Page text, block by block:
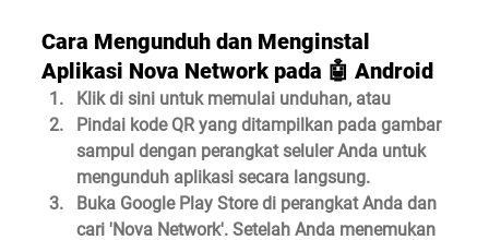
Cara Mengunduh dan Menginstal
Aplikasi Nova Network pada 🤖️ Android
Klik di sini untuk memulai unduhan, atau
Pindai kode QR yang ditampilkan pada gambar
sampul dengan perangkat seluler Anda untuk
mengunduh aplikasi secara langsung.
Buka Google Play Store di perangkat Anda dan
cari 'Nova Network'. Setelah Anda menemukan